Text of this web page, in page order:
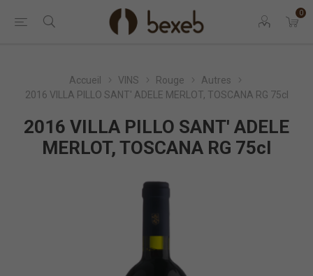
0
Accueil VINS Rouge
Autres
2016 VILLA PILLO SANT' ADELE MERLOT, TOSCANA RG 75cl
2016 VILLA PILLO SANT' ADELE
MERLOT, TOSCANA RG 75cl